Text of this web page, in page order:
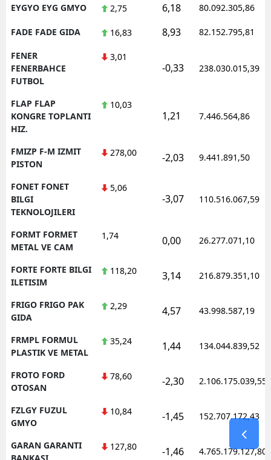
EYGYO EYG GMYO 2,75 6,18 80.092.305,86
FADE FADE GIDA 16,83 8,93 82.152.795,81
FENER
FENERBAHCE
FUTBOL
3,01
-0,33 238.030.015,39
FLAP FLAP
KONGRE TOPLANTI
HIZ.
10,03
1,21 7.446.564,86
FMIZP F-M IZMIT
PISTON
278,00 -2,03 9.441.891,50
FONET FONET
BILGI
TEKNOLOJILERI
5,06
-3,07 110.516.067,59
FORMT FORMET
METAL VE CAM
1,74 0,00 26.277.071,10
FORTE FORTE BILGI
ILETISIM
118,20 3,14 216.879.351,10
FRIGO FRIGO PAK
GIDA
2,29 4,57 43.998.587,19
FRMPL FORMUL
PLASTIK VE METAL
35,24 1,44 134.044.839,52
FROTO FORD
OTOSAN
78,60 -2,30 2.106.175.039,55
FZLGY FUZUL
GMYO
10,84 -1,45 152.707.172,43
GARAN GARANTI
BANKASI
127,80 -1,46 4.765.179.127,80